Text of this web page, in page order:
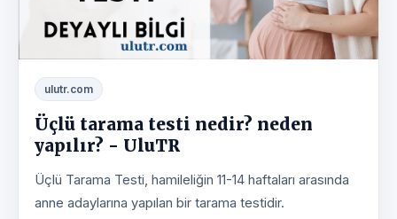
ulutr.com
Üçlü tarama testi nedir? neden
yapılır? - UluTR
Üçlü Tarama Testi, hamileliğin 11-14 haftaları arasında
anne adaylarına yapılan bir tarama testidir.